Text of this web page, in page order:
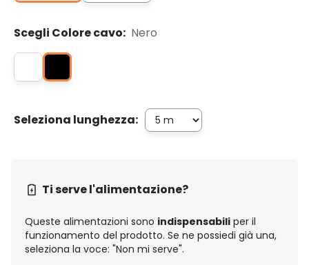
Scegli Colore cavo: Nero
Seleziona lunghezza:
Ti serve l'alimentazione?
Queste alimentazioni sono indispensabili per il
funzionamento del prodotto. Se ne possiedi già una,
seleziona la voce: "Non mi serve".